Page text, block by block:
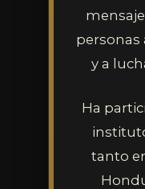
personas
y a
Ha
tanto